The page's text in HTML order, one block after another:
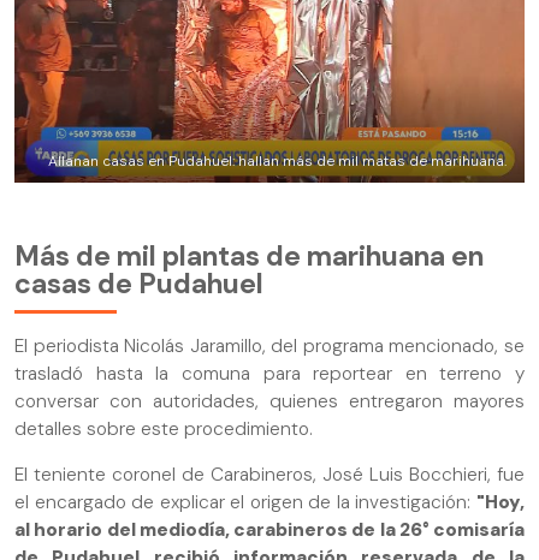
Allanan casas en Pudahuel: hallan más de mil matas de marihuana.
Más de mil plantas de marihuana en
casas de Pudahuel
El periodista Nicolás Jaramillo, del programa mencionado, se
trasladó hasta la comuna para reportear en terreno y
conversar con autoridades, quienes entregaron mayores
detalles sobre este procedimiento.
El teniente coronel de Carabineros, José Luis Bocchieri, fue
el encargado de explicar el origen de la investigación: "Hoy,
al horario del mediodía, carabineros de la 26° comisaría